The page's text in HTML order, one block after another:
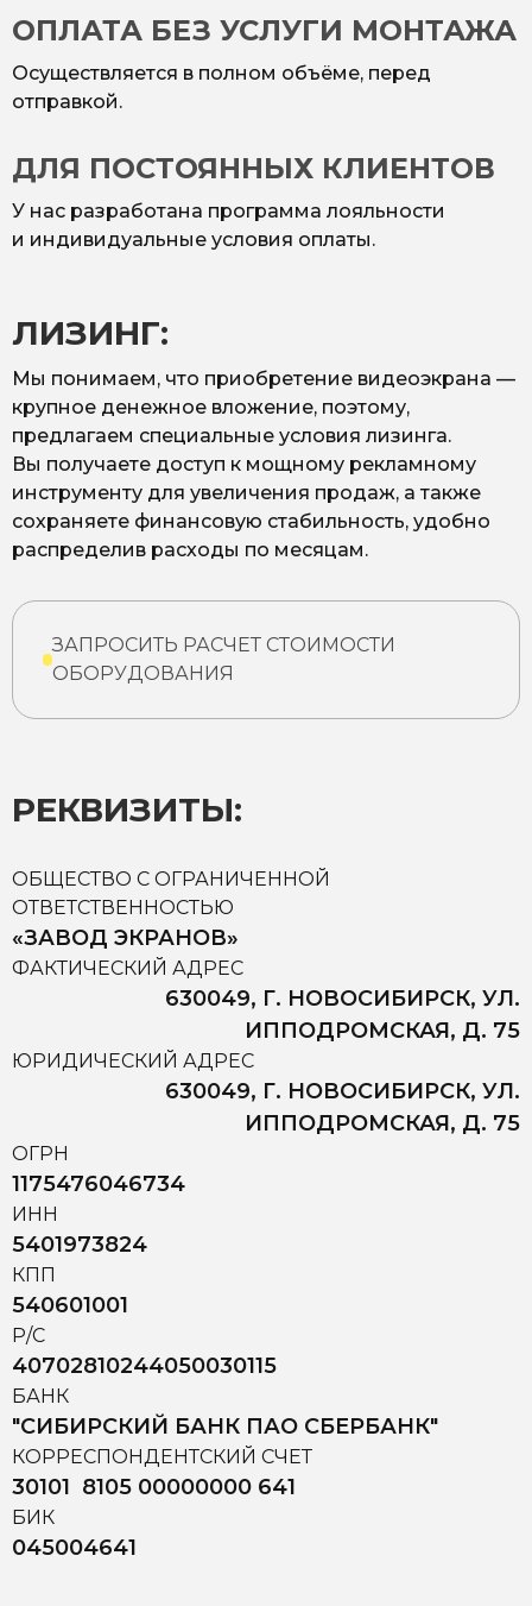
ОПЛАТА БЕЗ УСЛУГИ МОНТАЖА
Осуществляется в полном объёме, перед
отправкой.
ДЛЯ ПОСТОЯННЫХ КЛИЕНТОВ
У нас разработана программа лояльности
и индивидуальные условия оплаты.
ЛИЗИНГ:
Мы понимаем, что приобретение видеоэкрана —
крупное денежное вложение, поэтому,
предлагаем специальные условия лизинга.
Вы получаете доступ к мощному рекламному
инструменту для увеличения продаж, а также
сохраняете финансовую стабильность, удобно
распределив расходы по месяцам.
ЗАПРОСИТЬ РАСЧЕТ СТОИМОСТИ
ОБОРУДОВАНИЯ
РЕКВИЗИТЫ:
ОБЩЕСТВО С ОГРАНИЧЕННОЙ
ОТВЕТСТВЕННОСТЬЮ
«ЗАВОД ЭКРАНОВ»
ФАКТИЧЕСКИЙ АДРЕС
630049, Г. НОВОСИБИРСК, УЛ.
ИППОДРОМСКАЯ, Д. 75
ЮРИДИЧЕСКИЙ АДРЕС
630049, Г. НОВОСИБИРСК, УЛ.
ИППОДРОМСКАЯ, Д. 75
ОГРН
1175476046734
ИНН
5401973824
КПП
540601001
Р/С
40702810244050030115
БАНК
"СИБИРСКИЙ БАНК ПАО СБЕРБАНК"
КОРРЕСПОНДЕНТСКИЙ СЧЕТ
30101 8105 00000000 641
БИК
045004641